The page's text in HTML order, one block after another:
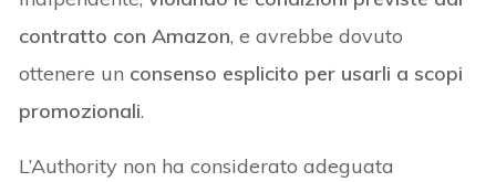
contratto con Amazon, e avrebbe dovuto
ottenere un consenso esplicito per usarli a scopi
promozionali.
L’Authority non ha considerato adeguata